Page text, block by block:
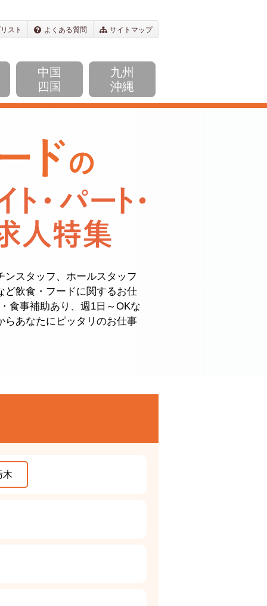
スト よくある質問 サイトマップ
中国
四国
九州
沖縄
スタッフ、ホールスタッフ
ど飲食・フードに関するお仕
食事補助あり、週1日～OKな
らあなたにピッタリのお仕事
木